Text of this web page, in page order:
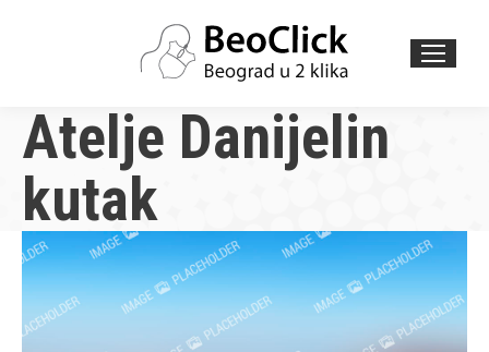
Atelje Danijelin
kutak